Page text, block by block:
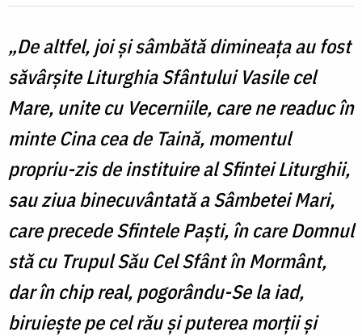
Săptămâna
Mare
„De altfel, joi și sâmbătă dimineața au fost
săvârșite Liturghia Sfântului Vasile cel
Mare, unite cu Vecerniile, care ne readuc în
minte Cina cea de Taină, momentul
propriu-zis de instituire al Sfintei Liturghii,
sau ziua binecuvântată a Sâmbetei Mari,
care precede Sfintele Paști, în care Domnul
stă cu Trupul Său Cel Sfânt în Mormânt,
dar în chip real, pogorându-Se la iad,
biruiește pe cel rău și puterea morții și